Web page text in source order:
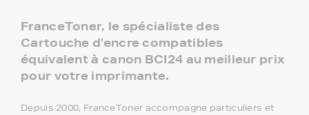
FranceToner, le spécialiste des
Cartouche d'encre compatibles
équivalent à canon BCI24 au meilleur prix
pour votre imprimante.
Depuis 2000, FranceToner accompagne particuliers et